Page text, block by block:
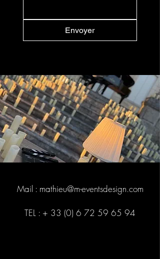
Envoyer
Mail : mathieu@m-eventsdesign.com
TEL : + 33 (0) 6 72 59 65 94